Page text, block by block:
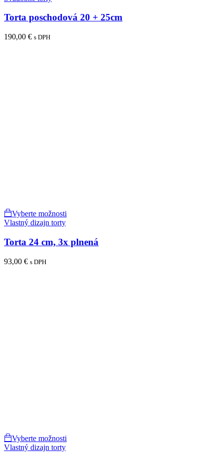
Torta poschodová 20 + 25cm
190,00 € s DPH
Vyberte možnosti
Vlastný dizajn torty
Torta 24 cm, 3x plnená
93,00 € s DPH
Vyberte možnosti
Vlastný dizajn torty